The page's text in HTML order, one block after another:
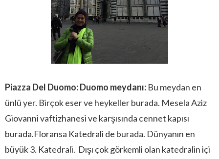
Piazza Del Duomo: Duomo meydanı: Bu meydan en
ünlü yer. Birçok eser ve heykeller burada. Mesela Aziz
Giovanni vaftizhanesi ve karşısında cennet kapısı
burada.Floransa Katedrali de burada. Dünyanın en
büyük 3. Katedrali. Dışı çok görkemli olan katedralin içi